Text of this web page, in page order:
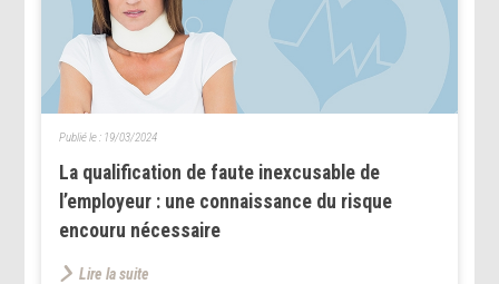
La qualification de faute inexcusable de
l’employeur : une connaissance du risque
encouru nécessaire
Publié le : 19/03/2024
Lire la suite